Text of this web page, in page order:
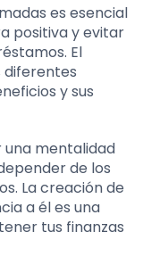
es esencial
positiva y evitar
El
diferentes
y sus
mentalidad
de los
La creación de
a él es una
tus finanzas